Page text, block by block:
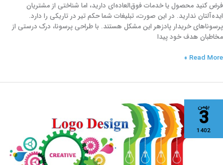
فرض کنید محصول یا خدمات فوق‌العاده‌ای دارید، اما شناختی از مشتریان
ایده‌آلتان ندارید. در این صورت، تبلیغات شما حکم تیر در تاریکی را دارد.
پرسوناهای خریدار پادزهر این مشکل هستند. با طراحی پرسونا، درک درستی از
مخاطبان هدف خود پیدا
Read More »
بهمن
3
1402
نقش
طراحی
در